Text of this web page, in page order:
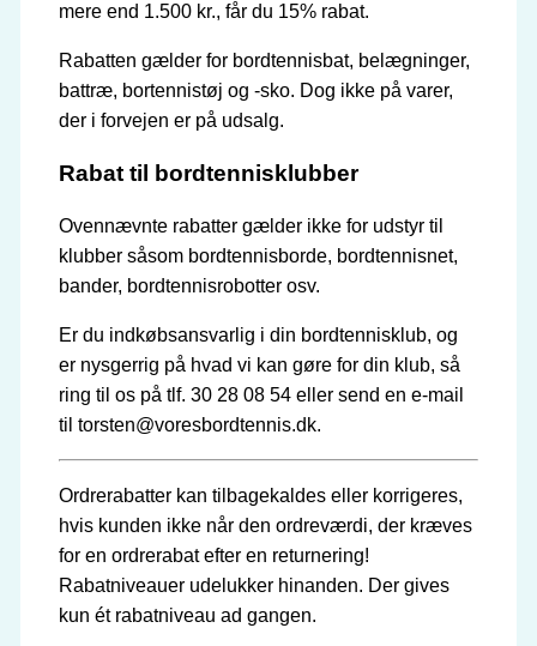
mere end 1.500 kr., får du 15% rabat.
Rabatten gælder for bordtennisbat, belægninger,
battræ, bortennistøj og -sko. Dog ikke på varer,
der i forvejen er på udsalg.
Rabat til bordtennisklubber
Ovennævnte rabatter gælder ikke for udstyr til
klubber såsom bordtennisborde, bordtennisnet,
bander, bordtennisrobotter osv.
Er du indkøbsansvarlig i din bordtennisklub, og
er nysgerrig på hvad vi kan gøre for din klub, så
ring til os på tlf. 30 28 08 54 eller send en e-mail
til torsten@voresbordtennis.dk.
Ordrerabatter kan tilbagekaldes eller korrigeres,
hvis kunden ikke når den ordreværdi, der kræves
for en ordrerabat efter en returnering!
Rabatniveauer udelukker hinanden. Der gives
kun ét rabatniveau ad gangen.